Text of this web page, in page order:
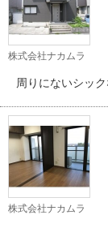
株式会社ナカムラ
周りにないシック
株式会社ナカムラ